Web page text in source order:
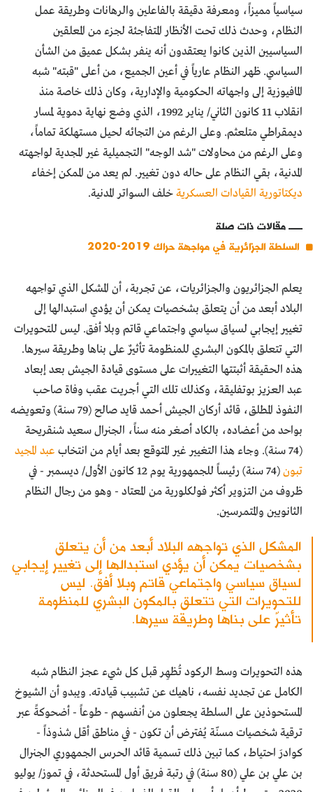
سياسياً مميزاً، ومعرفة دقيقة بالفاعلين والرهانات وطريقة عمل
النظام، وحدث ذلك تحت الأنظار المتفاجئة لجزء من المعلقين
السياسيين الذين كانوا يعتقدون أنه ينفر بشكل عميق من الشأن
السياسي. ظهر النظام عارياً في أعين الجميع، من أعلى "قبته" شبه
المافيوزية إلى واجهاته الحكومية والإدارية، وكان ذلك خاصة منذ
انقلاب 11 كانون الثاني/ يناير 1992، الذي وضع نهاية دموية لمسار
ديمقراطي متلعثم. وعلى الرغم من التجائه لحيل مستهلكة تماماً،
وعلى الرغم من محاولات "شد الوجه" التجميلية غير المجدية لواجهته
المدنية، بقي النظام على حاله دون تغيير. لم يعد من الممكن إخفاء
ديكتاتورية القيادات العسكريةخلف السواتر المدنية.
مقالات ذات صلة
السلطة الجزائرية في مواجهة حراك 2019-2020
يعلم الجزائريون والجزائريات، عن تجربة، أن المشكل الذي تواجهه
البلاد أبعد من أن يتعلق بشخصيات يمكن أن يؤدي استبدالها إلى
تغيير إيجابي لسياق سياسي واجتماعي قاتم وبلا أفق. ليس للتحويرات
التي تتعلق بالمكون البشري للمنظومة تأثيرٌ على بناها وطريقة سيرها.
هذه الحقيقة أثبتتها التغييرات على مستوى قيادة الجيش بعد إبعاد
عبد العزيز بوتفليقة، وكذلك تلك التي أجريت عقب وفاة صاحب
النفوذ المطلق، قائد أركان الجيش أحمد قايد صالح (79 سنة) وتعويضه
بواحد من أعضاده، بالكاد أصغر منه سناً، الجنرال سعيد شنقريحة
(74 سنة). وجاء هذا التغيير غير المتوقع بعد أيام من انتخاب
عبد المجيد
تبون
(74 سنة) رئيساً للجمهورية يوم 12 كانون الأول/ ديسمبر - في
ظروف من التزوير أكثر فولكلورية من المعتاد - وهو من رجال النظام
الثانويين والمتمرسين.
المشكل الذي تواجهه البلاد أبعد من أن يتعلق
بشخصيات يمكن أن يؤدي استبدالها إلى تغيير إيجابي
لسياق سياسي واجتماعي قاتم وبلا أفق. ليس
للتحويرات التي تتعلق بالمكون البشري للمنظومة
تأثيرٌ على بناها وطريقة سيرها.
هذه التحويرات وسط الركود تُظهِر قبل كل شيء عجز النظام شبه
الكامل عن تجديد نفسه، ناهيك عن تشبيب قيادته. ويبدو أن الشيوخ
المستحوذين على السلطة يجعلون من أنفسهم - طوعاً - أضحوكةً عبر
ترقية شخصيات مسنّة يُفترض أن تكون - في مناطق أقل شذوذاً -
كوادرَ احتياط، كما تبين ذلك تسمية قائد الحرس الجمهوري الجنرال
بن علي بن علي (80 سنة) في رتبة فريق أول المستحدثة، في تموز/ يوليو